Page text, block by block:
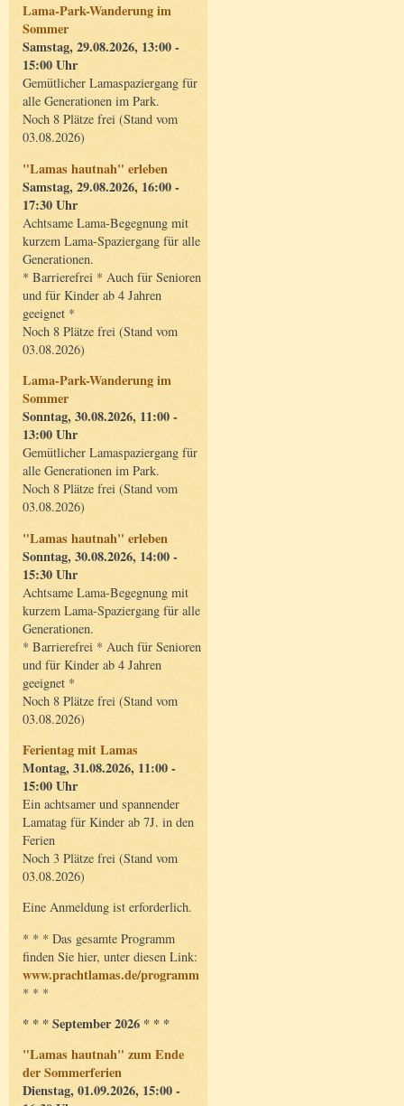
Lama-Park-Wanderung im
Sommer
Samstag, 29.08.2026, 13:00 -
15:00 Uhr
Gemütlicher Lamaspaziergang für
alle Generationen im Park.
Noch 8 Plätze frei (Stand vom
03.08.2026)
"Lamas hautnah" erleben
Samstag, 29.08.2026, 16:00 -
17:30 Uhr
Achtsame Lama-Begegnung mit
kurzem Lama-Spaziergang für alle
Generationen.
* Barrierefrei * Auch für Senioren
und für Kinder ab 4 Jahren
geeignet *
Noch 8 Plätze frei (Stand vom
03.08.2026)
Lama-Park-Wanderung im
Sommer
Sonntag, 30.08.2026, 11:00 -
13:00 Uhr
Gemütlicher Lamaspaziergang für
alle Generationen im Park.
Noch 8 Plätze frei (Stand vom
03.08.2026)
"Lamas hautnah" erleben
Sonntag, 30.08.2026, 14:00 -
15:30 Uhr
Achtsame Lama-Begegnung mit
kurzem Lama-Spaziergang für alle
Generationen.
* Barrierefrei * Auch für Senioren
und für Kinder ab 4 Jahren
geeignet *
Noch 8 Plätze frei (Stand vom
03.08.2026)
Ferientag mit Lamas
Montag, 31.08.2026, 11:00 -
15:00 Uhr
Ein achtsamer und spannender
Lamatag für Kinder ab 7J. in den
Ferien
Noch 3 Plätze frei (Stand vom
03.08.2026)
Eine Anmeldung ist erforderlich.
* * * Das gesamte Programm
finden Sie hier, unter diesen Link:
www.prachtlamas.de/programm
* * *
* * * September 2026 * * *
"Lamas hautnah" zum Ende
der Sommerferien
Dienstag, 01.09.2026, 15:00 -